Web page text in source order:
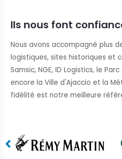
Ils nous font
Nous avons accompagné plus
logistiques, sites historiques et
Samsic, NGE, ID Logistics, le
encore la Ville d'Ajaccio et la
fidélité est notre meilleure